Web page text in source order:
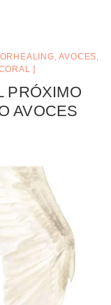
,AVOCES,
PRÓXIMO
AVOCES